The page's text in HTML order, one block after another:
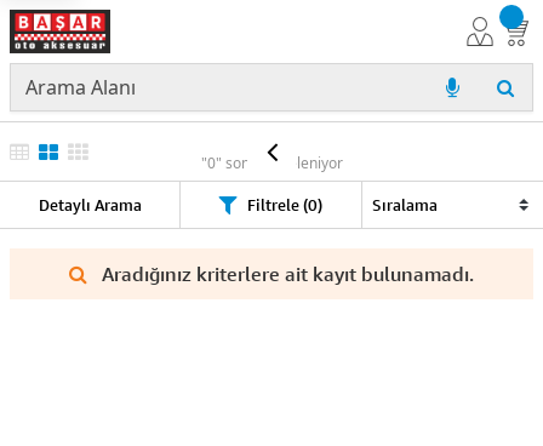
SÜS
"0" sonuç listeleniyor
Detaylı Arama Filtrele (0)
Aradığınız kriterlere ait kayıt bulunamadı.